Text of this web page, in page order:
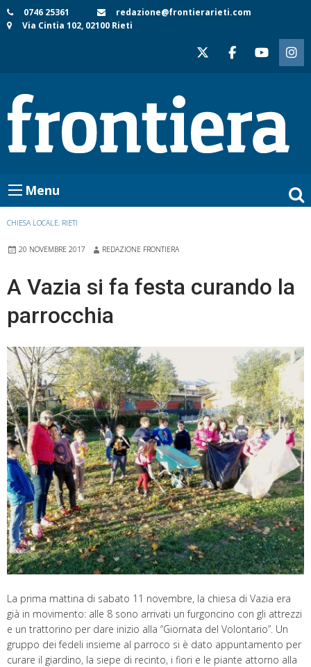
Skip
to
0746 25361
redazione@frontierarieti.com
Via Cintia 102, 02100 Rieti
Menu
CHIESA LOCALE, RIETI
20 NOVEMBRE 2017 REDAZIONE FRONTIERA
A Vazia si fa festa curando la
parrocchia
La prima mattina di sabato 11 novembre, la chiesa di Vazia era
già in movimento: alle 8 sono arrivati un furgoncino con gli attrezzi
e un trattorino per dare inizio alla “Giornata del Volontario”. Un
gruppo dei fedeli insieme al parroco si è dato appuntamento per
curare il giardino, la siepe di recinto, i fiori e le piante attorno alla